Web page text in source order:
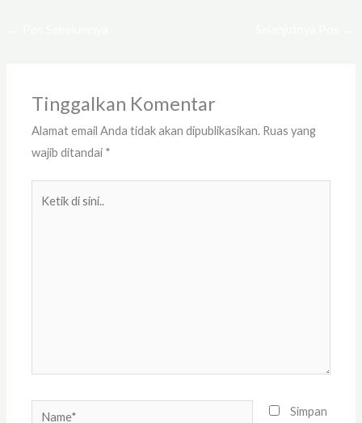
Tinggalkan Komentar
Alamat email Anda tidak akan dipublikasikan. Ruas yang
wajib ditandai *
Name*
Simpan